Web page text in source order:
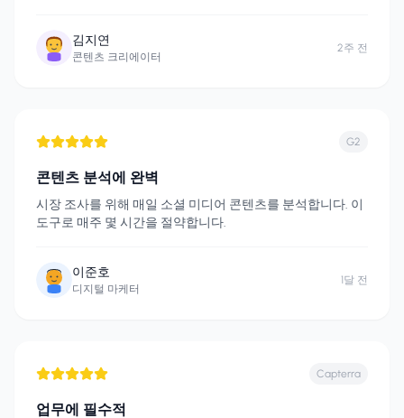
김지연
콘텐츠 크리에이터
2주 전
G2
콘텐츠 분석에 완벽
시장 조사를 위해 매일 소셜 미디어 콘텐츠를 분석합니다. 이
도구로 매주 몇 시간을 절약합니다.
이준호
디지털 마케터
1달 전
Capterra
업무에 필수적